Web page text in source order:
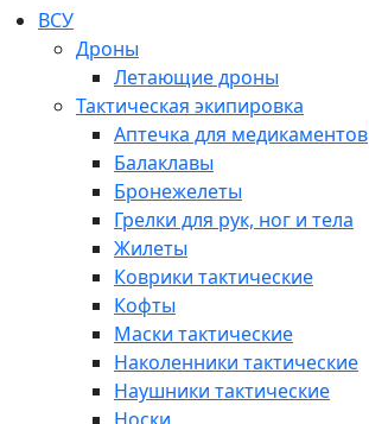
ВСУ
Дроны
Летающие дроны
Тактическая экипировка
Аптечка для медикаментов
Балаклавы
Бронежелеты
Грелки для рук, ног и тела
Жилеты
Коврики тактические
Кофты
Маски тактические
Наколенники тактические
Наушники тактические